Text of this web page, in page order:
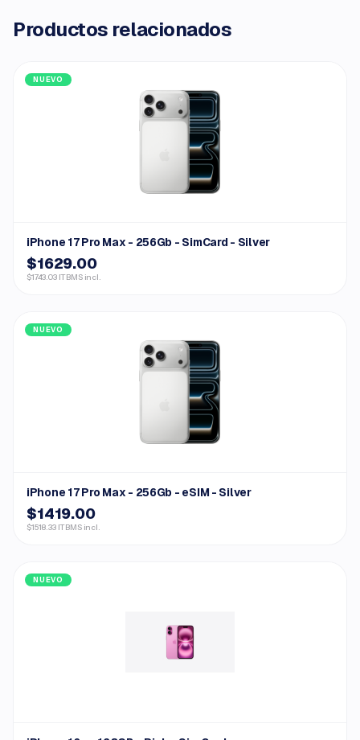
Productos relacionados
NUEVO
iPhone 17 Pro Max - 256Gb - SimCard - Silver
$1629.00
$1743.03 ITBMS incl.
NUEVO
iPhone 17 Pro Max - 256Gb - eSIM - Silver
$1419.00
$1518.33 ITBMS incl.
NUEVO